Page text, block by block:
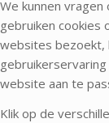
We kunnen
gebruiken cookies
websites bezoekt,
website aan te
Klik op de